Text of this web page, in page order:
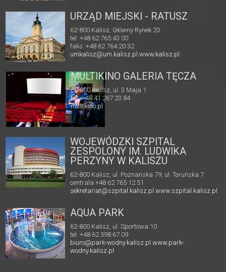
URZĄD MIEJSKI - RATUSZ
62-800 Kalisz, Główny Rynek 20
tel. +48 62 765 43 00
faks: +48 62 764 20 32
umkalisz@um.kalisz.plwww.kalisz.pl
MULTIKINO GALERIA TĘCZA
62-800 Kalisz, ul. 3 Maja 1
tel. + 48 41 267 23 84
multikino.pl
WOJEWÓDZKI SZPITAL
ZESPOLONY IM. LUDWIKA
PERZYNY W KALISZU
62-800 Kalisz, ul. Poznańska 79, ul. Toruńska 7
centrala +48 62 765 12 51
sekretariat@szpital.kalisz.pl www.szpital.kalisz.pl
AQUA PARK
62-800 Kalisz, ul. Sportowa 10
tel. +48 62 598 67 09
biuro@park-wodny.kalisz.pl www.park-
wodny.kalisz.pl